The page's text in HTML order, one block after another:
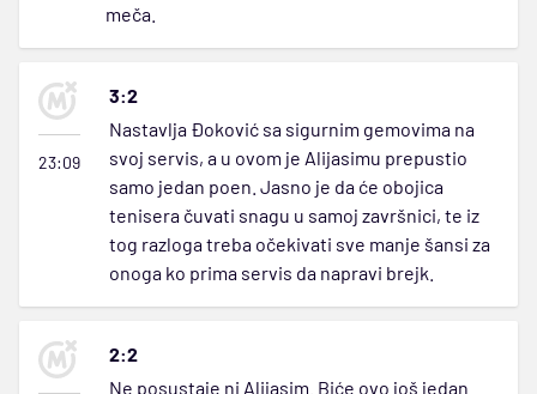
meča.
23:09
3:2
Nastavlja Đoković sa sigurnim gemovima na
svoj servis, a u ovom je Alijasimu prepustio
samo jedan poen. Jasno je da će obojica
tenisera čuvati snagu u samoj završnici, te iz
tog razloga treba očekivati sve manje šansi za
onoga ko prima servis da napravi brejk.
2:2
Ne posustaje ni Alijasim. Biće ovo još jedan